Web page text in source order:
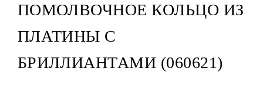
ПОМОЛВОЧНОЕ КОЛЬЦО ИЗ
ПЛАТИНЫ С
БРИЛЛИАНТАМИ (060621)